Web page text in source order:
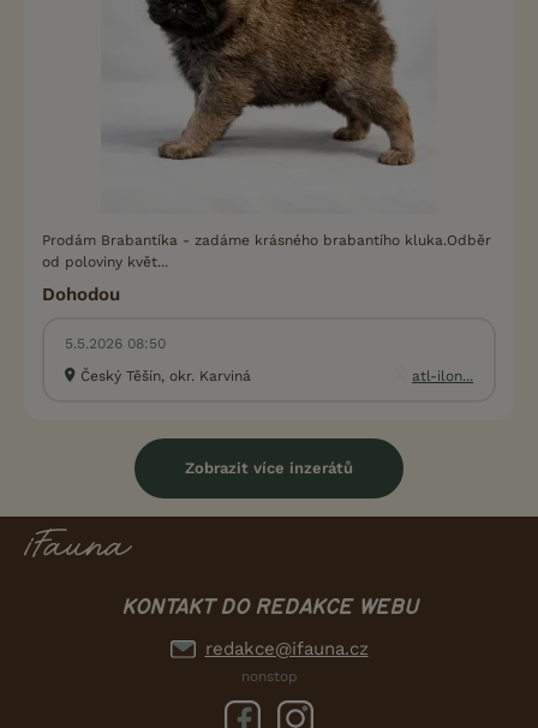
Prodám Brabantíka - zadáme krásného brabantího kluka.Odběr
od poloviny květ...
Dohodou
5.5.2026 08:50
Český Těšín, okr. Karviná
atl-ilon...
Zobrazit více inzerátů
KONTAKT DO REDAKCE WEBU
redakce@ifauna.cz
nonstop